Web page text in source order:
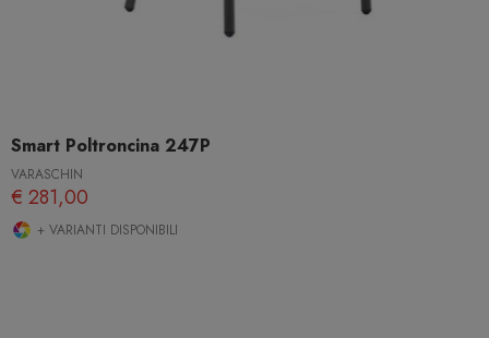
Smart Poltroncina 247P
VARASCHIN
€ 281,00
+ VARIANTI DISPONIBILI